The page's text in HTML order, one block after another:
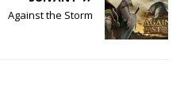
Against the Storm